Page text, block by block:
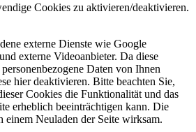
Cookies zu aktivieren/deaktivieren.
externe Dienste wie Google
externe Videoanbieter. Da diese
Daten von Ihnen
hier deaktivieren. Bitte beachten Sie,
Cookies die Funktionalität und das
erheblich beeinträchtigen kann. Die
einem Neuladen der Seite wirksam.